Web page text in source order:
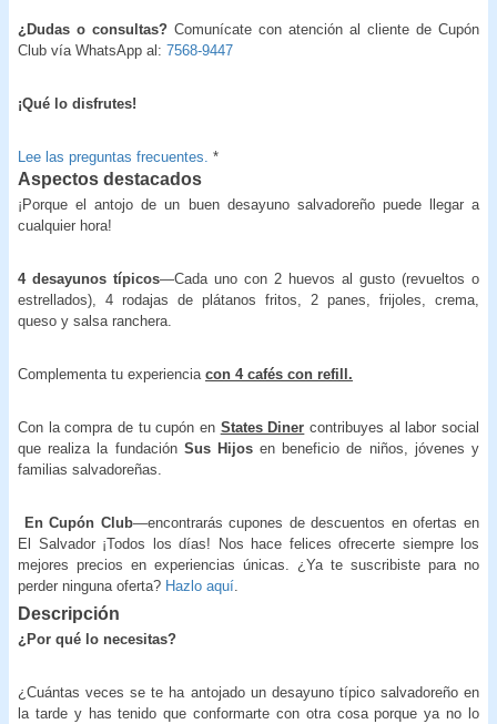
¿Dudas o consultas? Comunícate con atención al cliente de Cupón
Club vía WhatsApp al: 7568-9447
¡Qué lo disfrutes!
Lee las preguntas frecuentes. *
Aspectos destacados
¡Porque el antojo de un buen desayuno salvadoreño puede llegar a
cualquier hora!
4 desayunos típicos—Cada uno con 2 huevos al gusto (revueltos o
estrellados), 4 rodajas de plátanos fritos, 2 panes, frijoles, crema,
queso y salsa ranchera.
Complementa tu experiencia con 4 cafés con refill.
Con la compra de tu cupón en States Diner contribuyes al labor social
que realiza la fundación Sus Hijosen beneficio de niños, jóvenes y
familias salvadoreñas.
En Cupón Club—encontrarás cupones de descuentos en ofertas en
El Salvador ¡Todos los días! Nos hace felices ofrecerte siempre los
mejores precios en experiencias únicas. ¿Ya te suscribiste para no
perder ninguna oferta? Hazlo aquí
Descripción
¿Por qué lo necesitas?
¿Cuántas veces se te ha antojado un desayuno típico salvadoreño en
la tarde y has tenido que conformarte con otra cosa porque ya no lo